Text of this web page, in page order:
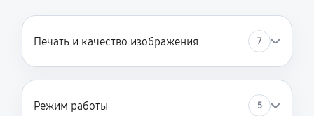
Печать и качество изображения 7
Режим работы 5